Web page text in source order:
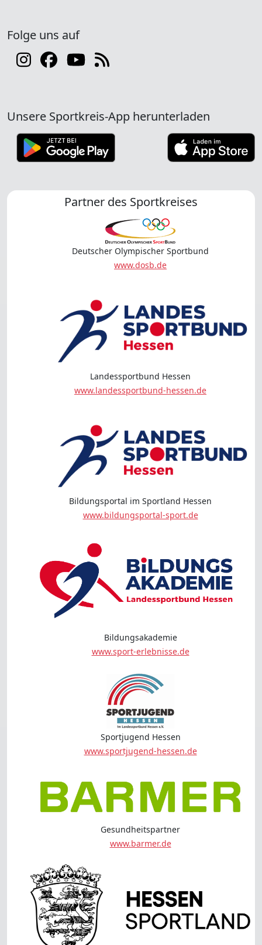
Folge uns auf
Unsere Sportkreis-App herunterladen
Partner des Sportkreises
Deutscher Olympischer Sportbund
www.dosb.de
Landessportbund Hessen
www.landessportbund-hessen.de
Bildungsportal im Sportland Hessen
www.bildungsportal-sport.de
Bildungsakademie
www.sport-erlebnisse.de
Sportjugend Hessen
www.sportjugend-hessen.de
Gesundheitspartner
www.barmer.de